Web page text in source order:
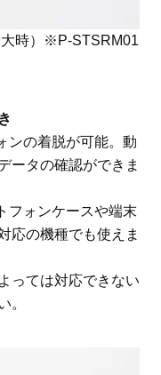
時）※P-STSRM01
ンの着脱が可能。動
ータの確認ができま
フォンケースや端末
応の機種でも使えま
っては対応できない
。